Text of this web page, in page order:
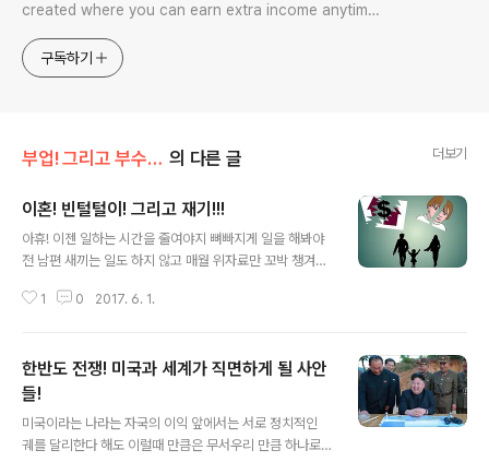
created where you can earn extra income anytime,
competition. Now let’s turn our eyes to the world!
You can enter
구독하기
부업! 그리고 부수입!! 의 다른 글 더보기
이혼! 빈털털이! 그리고 재기!!!
아휴! 이젠 일하는 시간을 줄여야지 뼈빠지게 일을 해봐야
전 남편 새끼는 일도 하지 않고 매월 위자료만 꼬박 챙겨가
면서 놀고 있는데....내가 뭐하러 많이 일을 해?? 제가 근무
혼에서의 경제적인 지원은 전 남편이 전 아내에게만 지급
하는 것이 일반적이었습니다. 그런데 제가 사는 미국은 남
자가 경제적인 능력이 없거나 혹은 남자가 아이를 키우거
나 남자가 일은 하지만 전 부인보다 덜 벌면 전 아내는 전
1 0 2017. 6. 1.
한반도 전쟁! 미국과 세계가 직면하게 될 사안
들!
미국이라는 나라는 자국의 이익 앞에서는 서로 정치적인
궤를 달리한다 해도 이럴때 만큼은 무서우리 만큼 하나로